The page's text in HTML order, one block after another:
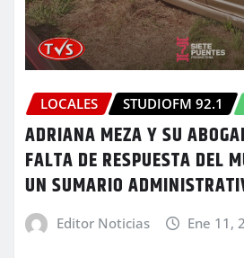
LOCALES STUDIOFM 92.1
ADRIANA MEZA Y SU
FALTA DE RESPUESTA DEL
UN SUMARIO
Editor Noticias Ene 11,